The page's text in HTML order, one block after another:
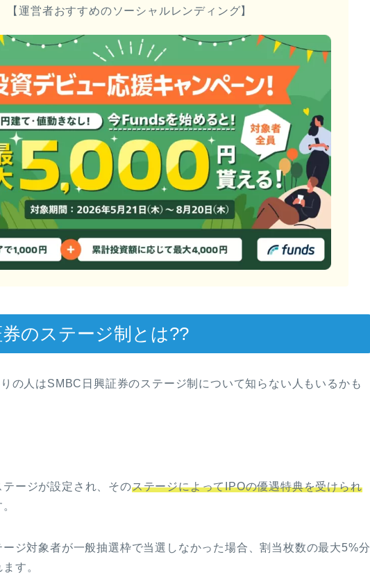
【運営者おすすめのソーシャルレンディング】
のステージ制とは??
の人はSMBC日興証券のステージ制について知らない人もいるかも
ージが設定され、そのステージによってIPOの優遇特典を受けられ
ジ対象者が一般抽選枠で当選しなかった場合、割当枚数の最大5%分
す。